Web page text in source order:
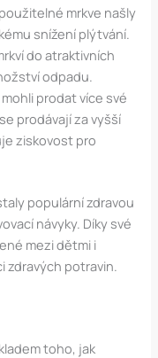
mrkve našly
snížení plýtvání.
do atraktivních
odpadu.
mohli prodat více své
prodávají za vyšší
ziskovost pro
populární zdravou
návyky. Díky své
mezi dětmi i
zdravých potravin​.
toho, jak